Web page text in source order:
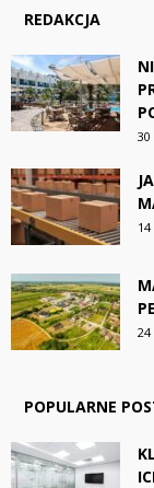
REDAKCJA
POPULARNE